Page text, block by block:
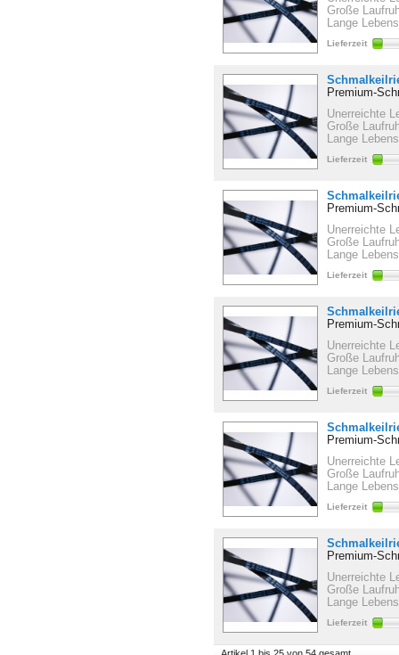
Große
Lange
Lieferzeit
Premium-
Unerreichte
Große
Lange
Lieferzeit
Premium-
Unerreichte
Große
Lange
Lieferzeit
Premium-
Unerreichte
Große
Lange
Lieferzeit
Premium-
Unerreichte
Große
Lange
Lieferzeit
Premium-
Unerreichte
Große
Lange
Lieferzeit